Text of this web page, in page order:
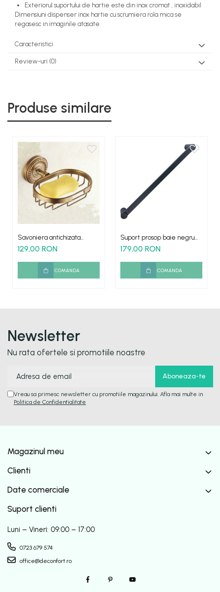
Exteriorul suportului de hartie este din inox cromat , inoxidabil
Dimensiuni dispenser inox hartie cu scrumiera rola mica se
regasesc in imaginile atasate
Caracteristici
Review-uri (0)
Produse similare
Savoniera antichizata
Verona tip gratar prindere
perete
129,00 RON
COMANDA
Suport prosop baie negru
liniar 60cm AGS bara
179,00 RON
COMANDA
Newsletter
Nu rata ofertele si promotiile noastre
Vreau sa primesc newsletter cu promotiile magazinului. Afla mai multe in
Politica de Confidentialitate
Magazinul meu
Clienti
Date comerciale
Suport clienti
Luni – Vineri: 09:00 – 17:00
0723 679 574
office@deconfort.ro